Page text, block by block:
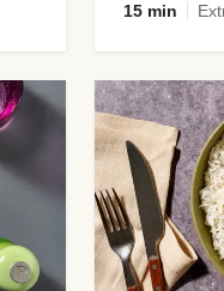
15 min